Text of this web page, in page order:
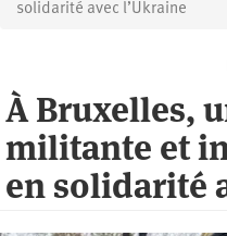
solidarité avec l’Ukraine
À Bruxelles,
militante et
en solidarité